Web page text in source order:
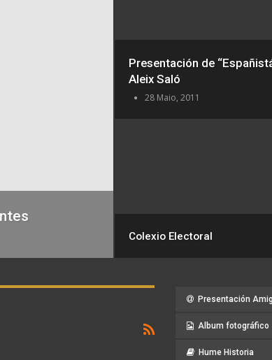
Presentación de
Aleix Saló
28 Maio, 2011
Colexio Electoral
Presentación
Album fotográfico
Hume Historia